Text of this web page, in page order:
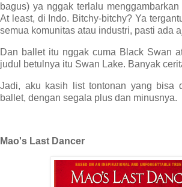
bagus) ya nggak terlalu
At least, di Indo. Bitchy-bitchy? Ya
semua komunitas atau industri, pasti ada
Dan ballet itu nggak cuma Black Swan
judul betulnya itu Swan Lake. Banyak
Jadi, aku kasih list tontonan yang bisa
ballet, dengan segala plus dan minusnya.
Mao's Last Dancer